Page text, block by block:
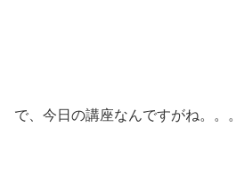
で、今日の講座なんですがね。。。